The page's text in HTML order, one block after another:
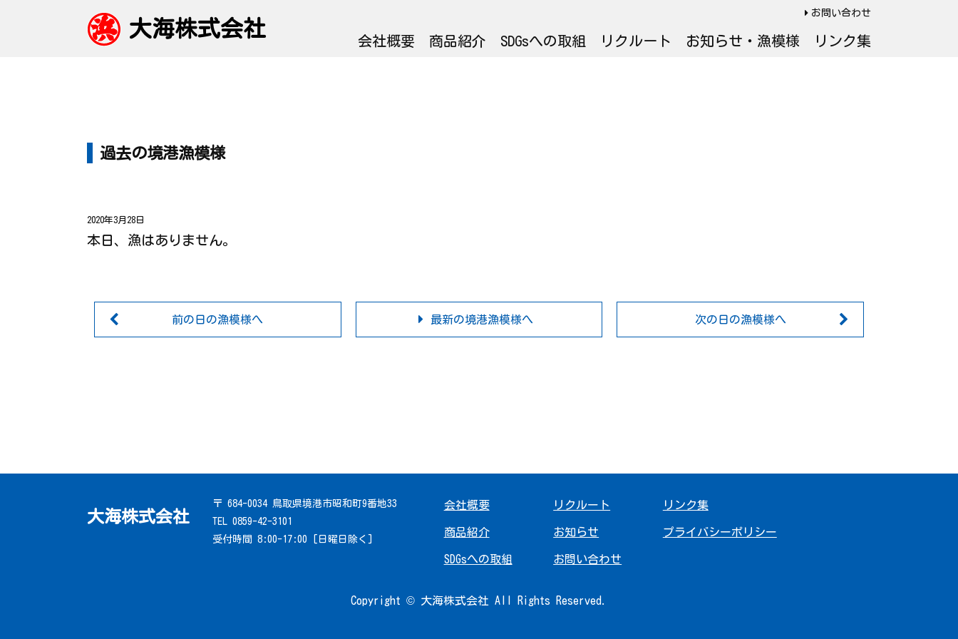
大海株式会社
お問い合わせ
会社概要 商品紹介 SDGsへの取組 リクルート お知らせ・漁模様 リンク集
過去の境港漁模様
2020年3月28日
本日、漁はありません。
前の日の漁模様へ 最新の境港漁模様へ 次の日の漁模様へ
大海株式会社
〒 684-0034 鳥取県境港市昭和町9番地33
TEL 0859-42-3101
受付時間 8:00-17:00 [日曜日除く]
会社概要
商品紹介
SDGsへの取組
リクルート
お知らせ
お問い合わせ
リンク集
プライバシーポリシー
Copyright © 大海株式会社 All Rights Reserved.